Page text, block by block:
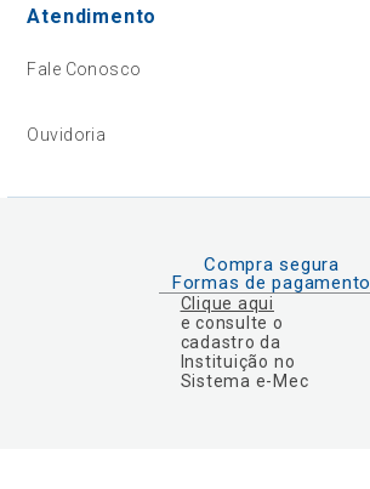
Atendimento
Fale Conosco
Ouvidoria
Compra segura
Formas de pagamento
Clique aqui
e consulte o
cadastro da
Instituição no
Sistema e-Mec